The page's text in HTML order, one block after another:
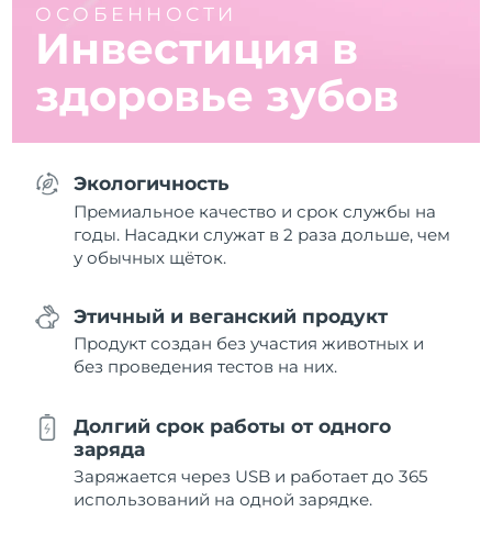
ОСОБЕННОСТИ
Инвестиция в
здоровье зубов
Экологичность
Премиальное качество и срок службы на
годы. Насадки служат в 2 раза дольше, чем
у обычных щёток.
Этичный и веганский продукт
Продукт создан без участия животных и
без проведения тестов на них.
Долгий срок работы от одного
заряда
Заряжается через USB и работает до 365
использований на одной зарядке.